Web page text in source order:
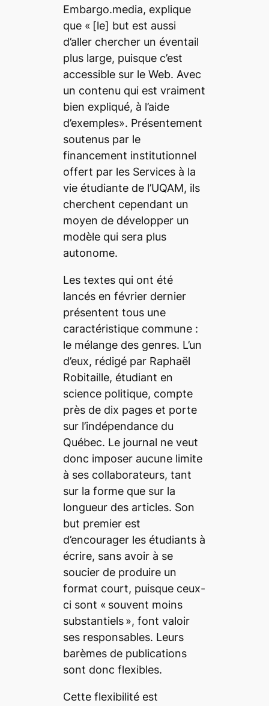
Embargo.media, explique
que « [le] but est aussi
d’aller chercher un éventail
plus large, puisque c’est
accessible sur le Web. Avec
un contenu qui est vraiment
bien expliqué, à l’aide
d’exemples». Présentement
soutenus par le
financement institutionnel
offert par les Services à la
vie étudiante de l’UQAM, ils
cherchent cependant un
moyen de développer un
modèle qui sera plus
autonome.
Les textes qui ont été
lancés en février dernier
présentent tous une
caractéristique commune :
le mélange des genres. L’un
d’eux, rédigé par Raphaël
Robitaille, étudiant en
science politique, compte
près de dix pages et porte
sur l’indépendance du
Québec. Le journal ne veut
donc imposer aucune limite
à ses collaborateurs, tant
sur la forme que sur la
longueur des articles. Son
but premier est
d’encourager les étudiants à
écrire, sans avoir à se
soucier de produire un
format court, puisque ceux-
ci sont « souvent moins
substantiels », font valoir
ses responsables. Leurs
barèmes de publications
sont donc flexibles.
Cette flexibilité est